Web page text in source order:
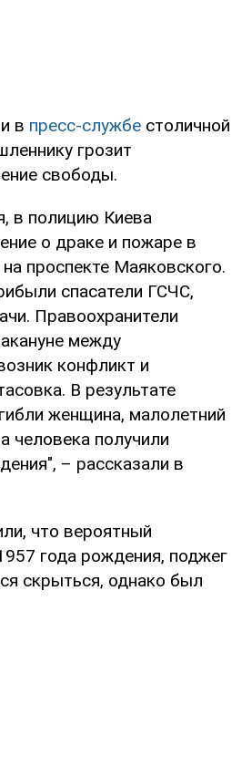
в пресс-службе столичной
грозит
свободы.
в полицию Киева
о драке и пожаре в
проспекте Маяковского.
спасатели ГСЧС,
Правоохранители
между
конфликт и
В результате
женщина, малолетний
человека получили
– рассказали в
что вероятный
года рождения, поджег
скрыться, однако был